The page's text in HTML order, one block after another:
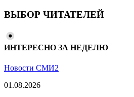
ВЫБОР ЧИТАТЕЛЕЙ
ИНТЕРЕСНО ЗА НЕДЕЛЮ
Новости СМИ2
01.08.2026